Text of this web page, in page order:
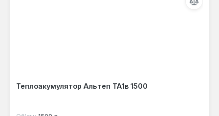
Теплоакумулятор Альтеп ТА1в 1500